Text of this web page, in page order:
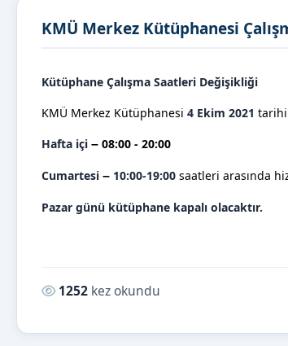
KMÜ Merkez Kütüphanesi
Kütüphane Çalışma Saatleri Değişikliği
KMÜ Merkez Kütüphanesi 4 Ekim 2021
Hafta içi – 08:00 - 20:00
Cumartesi – 10:00-19:00 saatleri arasında
Pazar günü kütüphane kapalı olacaktır.
Okunma sayısı:
1252 kez okundu